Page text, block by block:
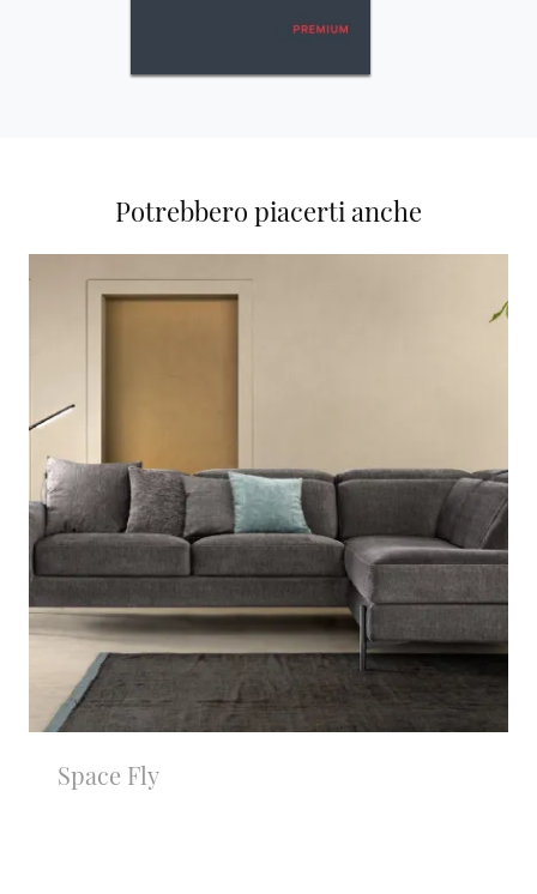
Potrebbero piacerti anche
Space Fly